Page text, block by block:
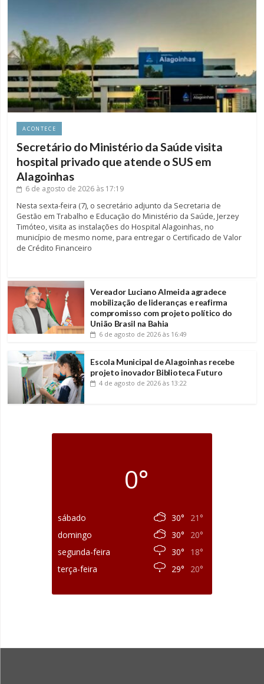
ACONTECE
Secretário do Ministério da Saúde visita
hospital privado que atende o SUS em
Alagoinhas
6 de agosto de 2026 às 17:19
Nesta sexta-feira (7), o secretário adjunto da Secretaria de
Gestão em Trabalho e Educação do Ministério da Saúde, Jerzey
Timóteo, visita as instalações do Hospital Alagoinhas, no
município de mesmo nome, para entregar o Certificado de Valor
de Crédito Financeiro
Vereador Luciano Almeida agradece
mobilização de lideranças e reafirma
compromisso com projeto político do
União Brasil na Bahia
6 de agosto de 2026 às 16:49
Escola Municipal de Alagoinhas recebe
projeto inovador Biblioteca Futuro
4 de agosto de 2026 às 13:22
0°
sábado 30°
21°
domingo
30°
20°
segunda-feira
30°
18°
terça-feira
29° 20°